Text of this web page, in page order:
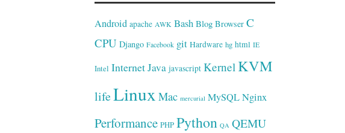
Android apache AWK Bash Blog Browser C
CPU Django Facebook git Hardware hg html IE
Intel InternetJava javascript Kernel KVM
lifeLinux Mac mercurial MySQL Nginx
Performance PHP Python QA QEMU